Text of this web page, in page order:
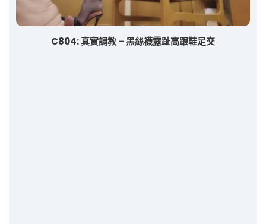
C804: 真實調教 – 黑絲襪露趾高跟鞋足交